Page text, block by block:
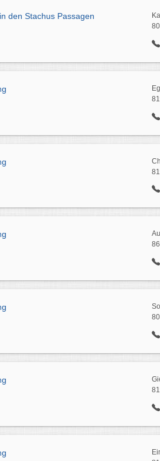
den Stachus Passagen